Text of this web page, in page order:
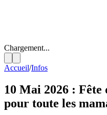
Chargement...
Accueil/Infos
10 Mai 2026 : Fête
pour toute les